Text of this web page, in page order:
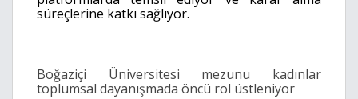
süreçlerine katkı sağlıyor.
Boğaziçi Üniversitesi mezunu kadınlar
toplumsal dayanışmada öncü rol üstleniyor